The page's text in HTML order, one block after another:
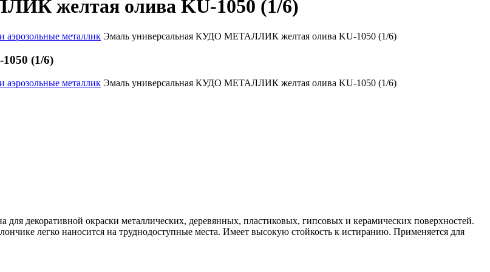
желтая олива KU-1050 (1/6)
аэрозольные металлик Эмаль универсальная КУДО МЕТАЛЛИК желтая олива KU-1050 (1/6)
(1/6)
аэрозольные металлик Эмаль универсальная КУДО МЕТАЛЛИК желтая олива KU-1050 (1/6)
декоративной окраски металлических, деревянных, пластиковых, гипсовых и керамических поверхностей.
легко наносится на труднодоступные места. Имеет высокую стойкость к истиранию. Применяется для